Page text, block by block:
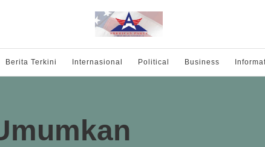
Berita Terkini Internasional Political Business